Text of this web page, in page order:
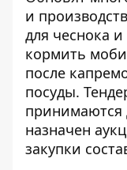
и
для чеснока
кормить
после
посуды.
принимаются
назначен
закупки